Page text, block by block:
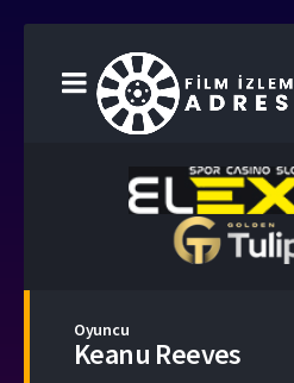
Oyuncu
Keanu Reeves